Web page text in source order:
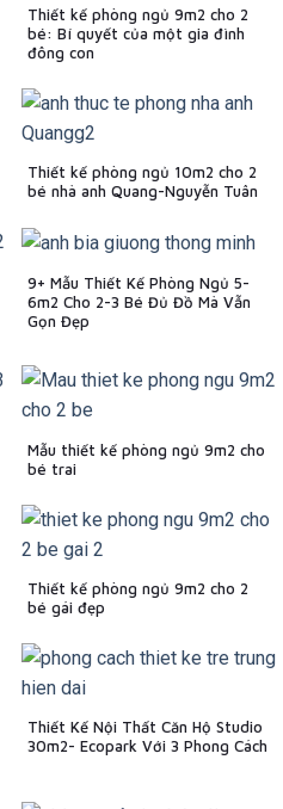
Thiết kế phòng ngủ 9m2 cho 2
bé: Bí quyết của một gia đình
đông con
Thiết kế phòng ngủ 10m2 cho 2
bé nhà anh Quang-Nguyễn Tuân
9+ Mẫu Thiết Kế Phòng Ngủ 5-
6m2 Cho 2-3 Bé Đủ Đồ Mà Vẫn
Gọn Đẹp
Mẫu thiết kế phòng ngủ 9m2 cho
bé trai
Thiết kế phòng ngủ 9m2 cho 2
bé gái đẹp
Thiết Kế Nội Thất Căn Hộ Studio
30m2- Ecopark Với 3 Phong Cách